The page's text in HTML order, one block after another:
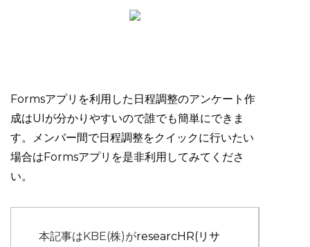
Formsアプリを利用した日程調整のアンケート作
成はUIが分かりやすいので誰でも簡単にできま
す。メンバー間で日程調整をクイックに行いたい
場合はFormsアプリを是非利用してみてくださ
い。
本記事はKBE(株)がresearcHR(リサ